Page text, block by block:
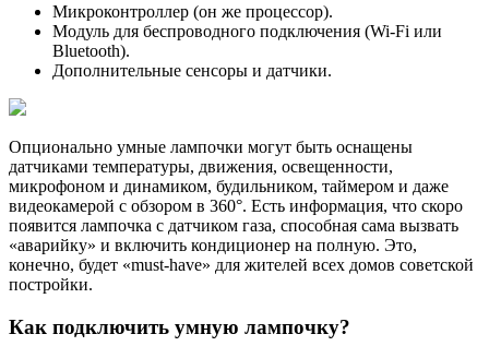
Микроконтроллер (он же процессор).
Модуль для беспроводного подключения (Wi-Fi или
Bluetooth).
Дополнительные сенсоры и датчики.
Опционально умные лампочки могут быть оснащены
датчиками температуры, движения, освещенности,
микрофоном и динамиком, будильником, таймером и даже
видеокамерой с обзором в 360°. Есть информация, что скоро
появится лампочка с датчиком газа, способная сама вызвать
«аварийку» и включить кондиционер на полную. Это,
конечно, будет «must-have» для жителей всех домов советской
постройки.
Как подключить умную лампочку?